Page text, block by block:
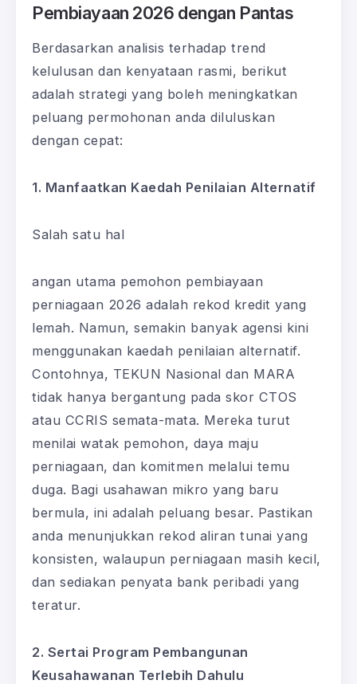
Pembiayaan 2026 dengan Pantas
Berdasarkan analisis terhadap trend
kelulusan dan kenyataan rasmi, berikut
adalah strategi yang boleh meningkatkan
peluang permohonan anda diluluskan
dengan cepat:
1. Manfaatkan Kaedah Penilaian Alternatif
Salah satu hal
angan utama pemohon pembiayaan
perniagaan 2026 adalah rekod kredit yang
lemah. Namun, semakin banyak agensi kini
menggunakan kaedah penilaian alternatif.
Contohnya, TEKUN Nasional dan MARA
tidak hanya bergantung pada skor CTOS
atau CCRIS semata-mata. Mereka turut
menilai watak pemohon, daya maju
perniagaan, dan komitmen melalui temu
duga. Bagi usahawan mikro yang baru
bermula, ini adalah peluang besar. Pastikan
anda menunjukkan rekod aliran tunai yang
konsisten, walaupun perniagaan masih kecil,
dan sediakan penyata bank peribadi yang
teratur.
2. Sertai Program Pembangunan
Keusahawanan Terlebih Dahulu